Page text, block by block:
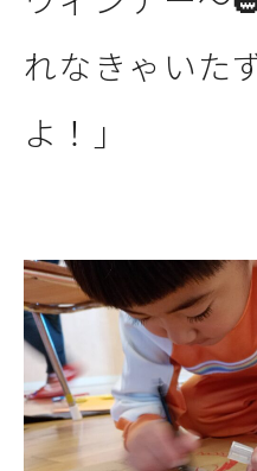
れなきゃいた
よ！」